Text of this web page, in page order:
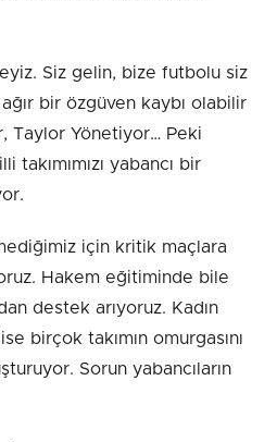
Siz gelin, bize futbolu siz
bir özgüven kaybı olabilir
Taylor Yönetiyor… Peki
takımımızı yabancı bir
için kritik maçlara
Hakem eğitiminde bile
destek arıyoruz. Kadın
birçok takımın omurgasını
Sorun yabancıların